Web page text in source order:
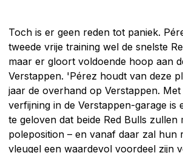
Toch is er geen reden tot paniek.
tweede vrije training wel de snelste
maar er gloort voldoende hoop aan
Verstappen. 'Pérez houdt van deze
jaar de overhand op Verstappen.
verfijning in de Verstappen-garage is
te geloven dat beide Red Bulls zullen
poleposition – en vanaf daar zal hun
vleugel een waardevol voordeel zijn